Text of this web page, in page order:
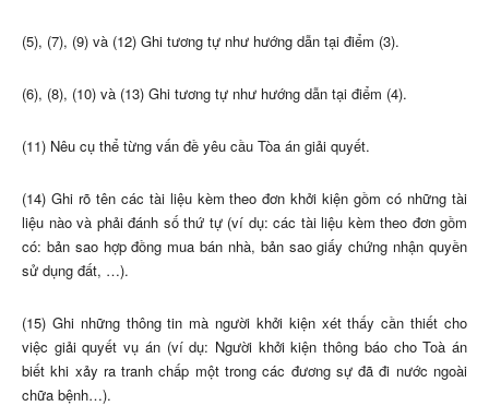
(5), (7), (9) và (12) Ghi tương tự như hướng dẫn tại điểm (3).
(6), (8), (10) và (13) Ghi tương tự như hướng dẫn tại điểm (4).
(11) Nêu cụ thể từng vấn đề yêu cầu Tòa án giải quyết.
(14) Ghi rõ tên các tài liệu kèm theo đơn khởi kiện gồm có những tài
liệu nào và phải đánh số thứ tự (ví dụ: các tài liệu kèm theo đơn gồm
có: bản sao hợp đồng mua bán nhà, bản sao giấy chứng nhận quyền
sử dụng đất, …).
(15) Ghi những thông tin mà người khởi kiện xét thấy cần thiết cho
việc giải quyết vụ án (ví dụ: Người khởi kiện thông báo cho Toà án
biết khi xảy ra tranh chấp một trong các đương sự đã đi nước ngoài
chữa bệnh…).